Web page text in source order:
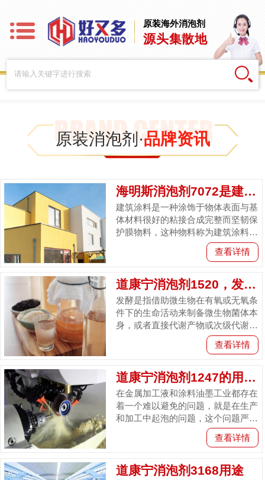
原装海外消泡剂
源头集散地
原装消泡剂·品牌资讯
海明斯消泡剂7072是建筑涂料中不可或缺的...
建筑涂料是一种涂饰于物体表面与基
体材料很好的粘接合成完整而坚韧保
护膜物料，这种物料称为建筑涂料，
建筑涂料运用范围广，在建筑涂料生
产和使用的过程中常会遇到起泡的
查看详情
道康宁消泡剂1520，发酵工艺消泡救星
发酵是指借助微生物在有氧或无氧条
件下的生命活动来制备微生物菌体本
身，或者直接代谢产物或次级代谢产
物的过程。发酵在食品工业、生物和
化学工业中应用广。受机械运动、
查看详情
道康宁消泡剂1247的用途介绍
在金属加工液和涂料油墨工业都存在
着一个难以避免的问题，就是在生产
和加工中起泡的问题，这个问题严重
影响到这两个工序生产加工的进度，
道康宁消泡剂1247设计用于解决...
查看详情
道康宁消泡剂3168用途